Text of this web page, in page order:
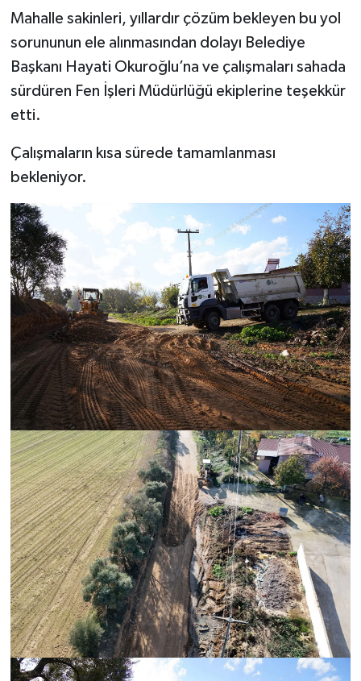
Mahalle sakinleri, yıllardır çözüm bekleyen bu yol
sorununun ele alınmasından dolayı Belediye
Başkanı Hayati Okuroğlu’na ve çalışmaları sahada
sürdüren Fen İşleri Müdürlüğü ekiplerine teşekkür
etti.
Çalışmaların kısa sürede tamamlanması
bekleniyor.